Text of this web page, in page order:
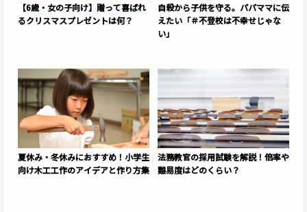
【6歳・女の子向け】贈って喜ばれ
るクリスマスプレゼントは何？
自殺から子供を守る。パパママに伝
えたい「＃不登校は不幸せじゃな
い」
夏休み・冬休みにおすすめ！小学生
向け木工工作のアイデアと作り方集
法務教官の採用試験を解説！倍率や
難易度はどのくらい？